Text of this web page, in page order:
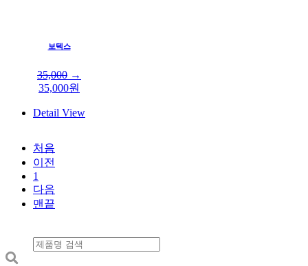
보텍스
35,000 →
35,000원
Detail View
처음
이전
1
다음
맨끝